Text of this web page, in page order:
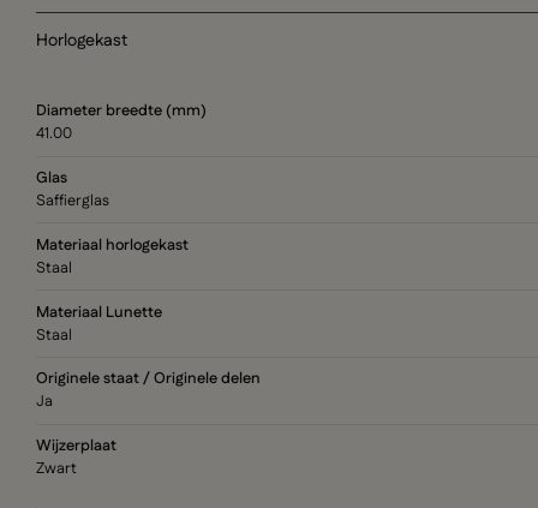
Horlogekast
Diameter breedte (mm)
41.00
Glas
Saffierglas
Materiaal horlogekast
Staal
Materiaal Lunette
Staal
Originele staat / Originele delen
Ja
Wijzerplaat
Zwart